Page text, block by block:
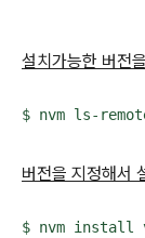
설치가능한 버전
$ nvm ls-
버전을 지정해서
$ nvm install